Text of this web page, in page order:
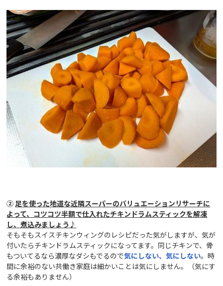
②足を使った地道な近隣スーパーのバリュエーションリサーチに
よって、コツコツ半額で仕入れたチキンドラムスティックを解凍
し、煮込みましょう♪
そもそもスイスチキンウィングのレシピだった気がしますが、気が
付いたらチキンドラムスティックになってます。同じチキンで、骨
もついてるなら濃厚なダシもでるので気にしない、気にしない。時
間に余裕のない共働き家庭は細かいことは気にしません。（気にす
る余裕もありません）